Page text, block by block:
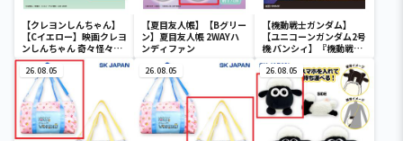
【クレヨンしんちゃん】
【Cイエロー】映画クレヨ
ンしんちゃん 奇々怪々！
オラの妖怪バケ～ション
フルカラータンブラー
【夏目友人帳】【Bグリー
ン】夏目友人帳 2WAYハ
ンディファン
【機動戦士ガンダム】
【ユニコーンガンダム2号
機 バンシィ】『機動戦士
ーライト-ユニコーンガン
ダム2号機 バンシィ（デ
ストロイモード）-
26.08.05 26.08.05 26.08.05